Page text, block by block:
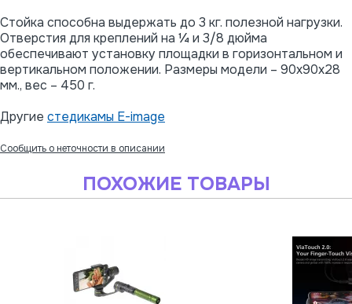
Стойка способна выдержать до 3 кг. полезной нагрузки.
Отверстия для креплений на ¼ и 3/8 дюйма
обеспечивают установку площадки в горизонтальном и
вертикальном положении. Размеры модели – 90х90х28
мм., вес – 450 г.
Другие стедикамы E-image
Сообщить о неточности в описании
ПОХОЖИЕ ТОВАРЫ